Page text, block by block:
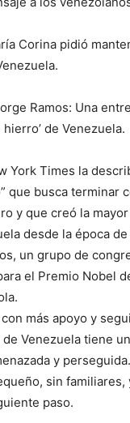
Corina pidió
Ramos: Una
hierro’ de Venezuela.
York Times la
que busca terminar
y que creó la
desde la época
un grupo de
el Premio Nobel
más apoyo y
Venezuela tiene
y
sin familiares,
paso.